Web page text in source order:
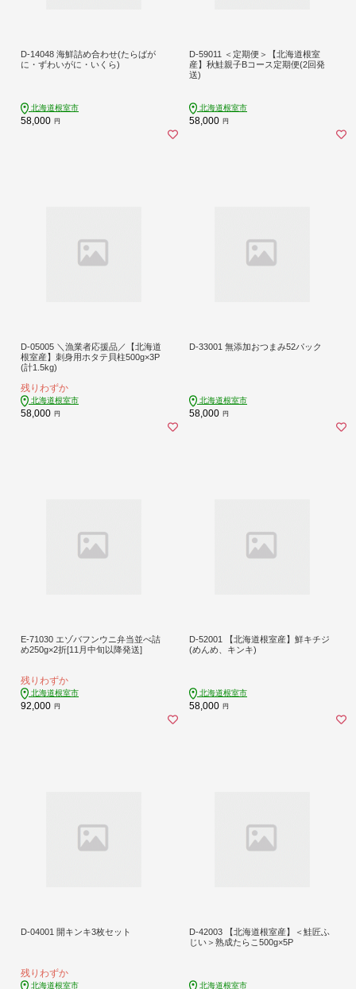
D-14048 海鮮詰め合わせ(たらばが
に・ずわいがに・いくら)
北海道根室市
58,000 円
D-59011 ＜定期便＞【北海道根室
産】秋鮭親子Bコース定期便(2回発
送)
北海道根室市
58,000 円
D-05005 ＼漁業者応援品／【北海道
根室産】刺身用ホタテ貝柱500g×3P
(計1.5kg)
残りわずか
北海道根室市
58,000 円
D-33001 無添加おつまみ52パック
北海道根室市
58,000 円
E-71030 エゾバフンウニ弁当並べ詰
め250g×2折[11月中旬以降発送]
残りわずか
北海道根室市
92,000 円
D-52001 【北海道根室産】鮮キチジ
(めんめ、キンキ)
北海道根室市
58,000 円
D-04001 開キンキ3枚セット
残りわずか
北海道根室市
D-42003 【北海道根室産】＜鮭匠ふ
じい＞熟成たらこ500g×5P
北海道根室市